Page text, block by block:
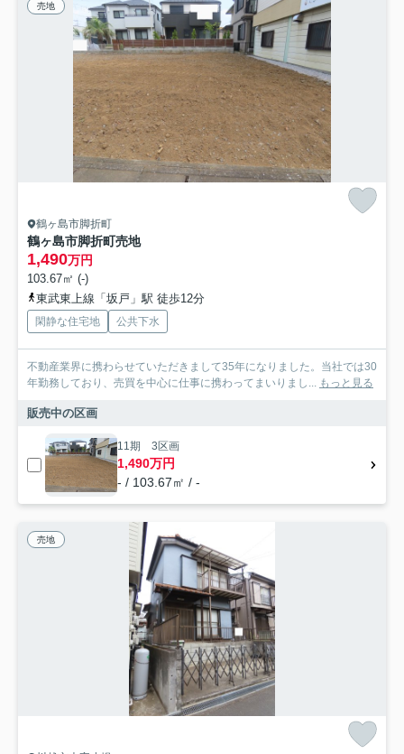
売地
鶴ヶ島市脚折町
鶴ヶ島市脚折町売地
1,490万円
103.67㎡ (-)
東武東上線「坂戸」駅 徒歩12分
閑静な住宅地 公共下水
不動産業界に携わらせていただきまして35年になりました。当社では30
年勤務しており、売買を中心に仕事に携わってまいりまし... もっと見る
販売中の区画
11期 3区画
1,490万円
- / 103.67㎡ / -
売地